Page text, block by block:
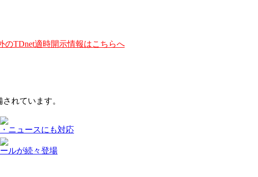
TDnet適時開示情報はこちらへ
れています。
ニュースにも対応
ルが続々登場